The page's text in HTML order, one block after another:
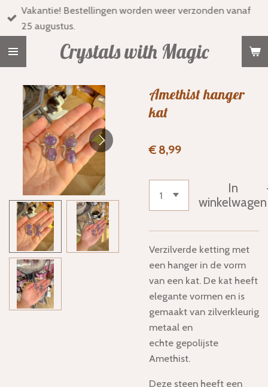
Ga
direct
Crystals with Magic
Vakantie! Bestellingen worden weer verzonden vanaf
25 augustus.
Amethist hanger
kat
€ 8,99
In
winkelwagen
Verzilverde ketting met
een hanger in de vorm
van een kat. De kat heeft
elegante vormen en is
gemaakt van zilverkleurig
metaal en
echte gepolijste
Amethist.
Deze steen heeft een